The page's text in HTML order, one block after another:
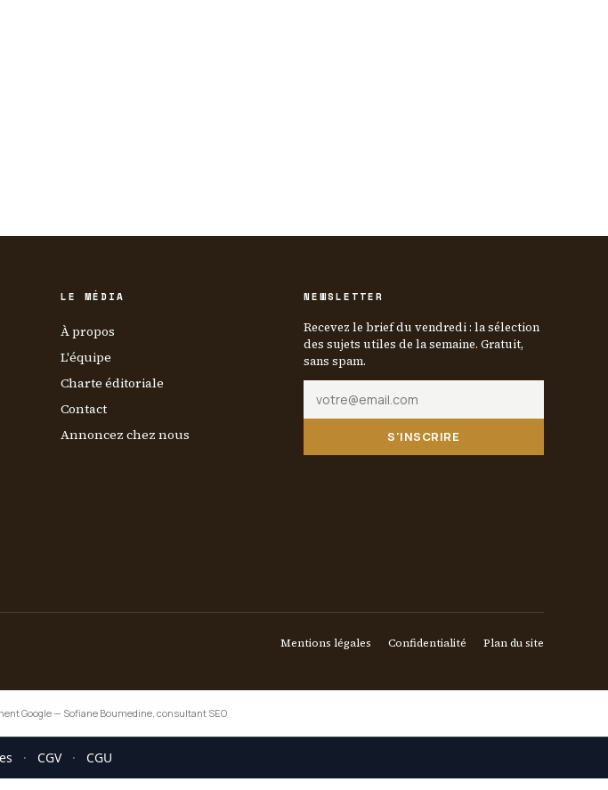
LE MÉDIA
À propos
L'équipe
Charte éditoriale
Contact
Annoncez chez nous
NEWSLETTER
Recevez le brief du vendredi : la sélection
des sujets utiles de la semaine. Gratuit,
sans spam.
S'INSCRIRE
Mentions légales Confidentialité Plan du site
Google— Sofiane Boumedine, consultant SEO
· CGV · CGU